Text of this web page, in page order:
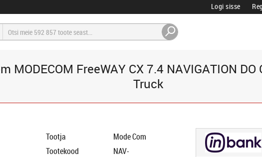
Logi sisse
MODECOM FreeWAY CX 7.4 NAVIGATION
Truck
Tootja
Mode Com
Tootekood
NAV-